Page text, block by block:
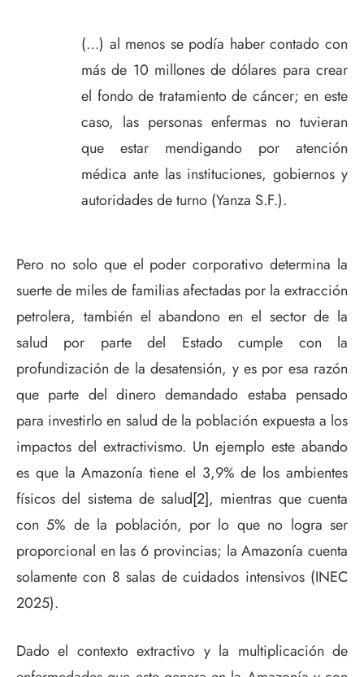
(…) al menos se podía haber contado con
más de 10 millones de dólares para crear
el fondo de tratamiento de cáncer; en este
caso, las personas enfermas no tuvieran
que estar mendigando por atención
médica ante las instituciones, gobiernos y
autoridades de turno (Yanza S.F.).
Pero no solo que el poder corporativo determina la
suerte de miles de familias afectadas por la extracción
petrolera, también el abandono en el sector de la
salud por parte del Estado cumple con la
profundización de la desatensión, y es por esa razón
que parte del dinero demandado estaba pensado
para investirlo en salud de la población expuesta a los
impactos del extractivismo. Un ejemplo este abando
es que la Amazonía tiene el 3,9% de los ambientes
físicos del sistema de salud[2], mientras que cuenta
con 5% de la población, por lo que no logra ser
proporcional en las 6 provincias; la Amazonía cuenta
solamente con 8 salas de cuidados intensivos (INEC
2025).
Dado el contexto extractivo y la multiplicación de